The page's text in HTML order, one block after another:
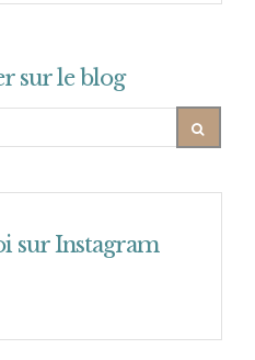
sur le blog
sur Instagram